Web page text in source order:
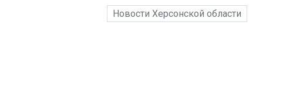
Новости Херсонской области